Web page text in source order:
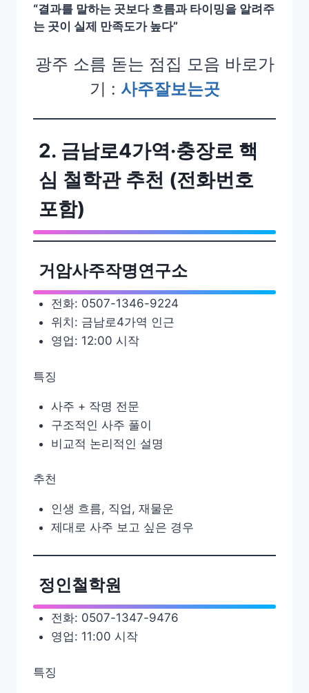
“결과를 말하는 곳보다 흐름과 타이밍을 알려주
는 곳이 실제 만족도가 높다”
광주 소름 돋는 점집 모음 바로가
기 : 사주잘보는곳
2. 금남로4가역·충장로 핵
심 철학관 추천 (전화번호
포함)
거암사주작명연구소
전화: 0507-1346-9224
위치: 금남로4가역 인근
영업: 12:00 시작
특징
사주 + 작명 전문
구조적인 사주 풀이
비교적 논리적인 설명
추천
인생 흐름, 직업, 재물운
제대로 사주 보고 싶은 경우
정인철학원
전화: 0507-1347-9476
영업: 11:00 시작
특징